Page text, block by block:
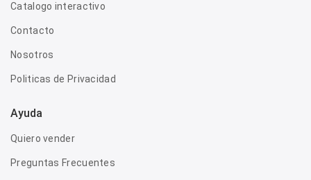
Catalogo interactivo
Contacto
Nosotros
Politicas de Privacidad
Ayuda
Quiero vender
Preguntas Frecuentes